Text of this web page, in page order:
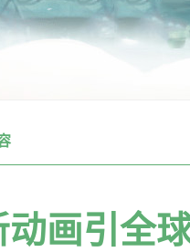
画引全